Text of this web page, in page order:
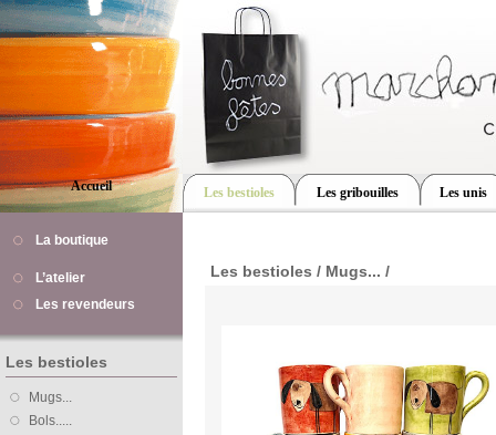
Accueil Les bestioles Les gribouilles Les unis
La boutique
L’atelier
Les revendeurs
Les bestioles
Mugs...
Bols.....
Les bestioles / Mugs... /